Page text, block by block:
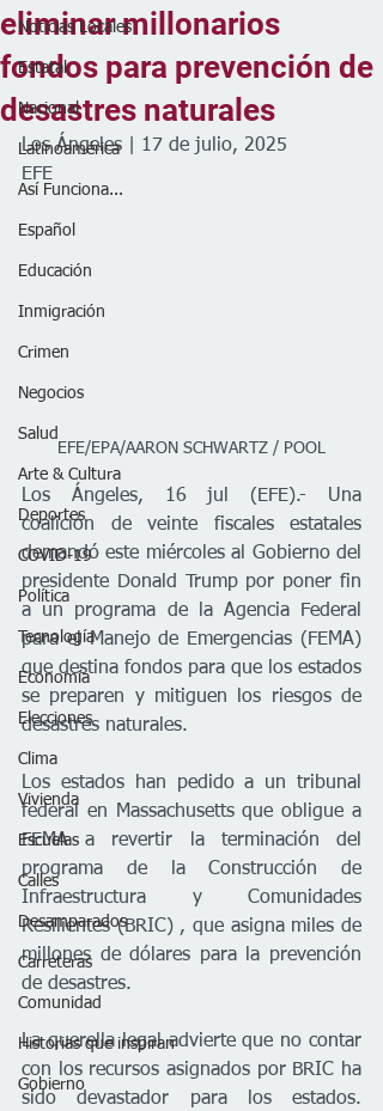
Noticias Locales
Estatal
Nacional
Latinoamérica
Así Funciona...
Español
Educación
Inmigración
Crimen
Negocios
Salud
Arte & Cultura
Deportes
COVID-19
Política
Tecnología
Economía
Elecciones
Clima
Vivienda
Escuelas
Calles
Desamparados
Carreteras
Comunidad
Historias que inspiran
Gobierno
eliminar millonarios
fondos para prevención de
desastres naturales
Los Ángeles | 17 de julio, 2025
EFE
EFE/EPA/AARON SCHWARTZ / POOL
Los Ángeles, 16 jul (EFE).- Una
coalición de veinte fiscales estatales
demandó este miércoles al Gobierno del
presidente Donald Trump por poner fin
a un programa de la Agencia Federal
para el Manejo de Emergencias (FEMA)
que destina fondos para que los estados
se preparen y mitiguen los riesgos de
desastres naturales.
Los estados han pedido a un tribunal
federal en Massachusetts que obligue a
FEMA a revertir la terminación del
programa de la Construcción de
Infraestructura y Comunidades
Resilientes (BRIC) , que asigna miles de
millones de dólares para la prevención
de desastres.
La querella legal advierte que no contar
con los recursos asignados por BRIC ha
sido devastador para los estados.